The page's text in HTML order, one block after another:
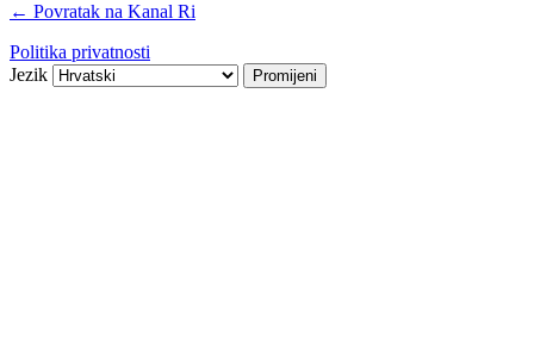
← Povratak na Kanal Ri
Politika privatnosti
Jezik